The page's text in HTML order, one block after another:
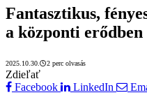
Fantasztikus,
a központi erődben
2025.10.30. 2 perc olvasás
Zdieľať
Facebook
LinkedIn